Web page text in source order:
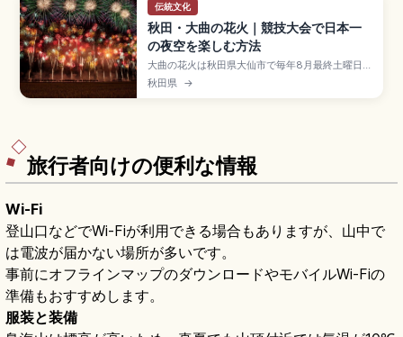
伝統文化
秋田・大曲の花火｜競技大会で日本一
の夜空を楽しむ方法
大曲の花火は秋田県大仙市で毎年8月最終土曜日に
開催される全国花火競技大会で、1910年から続く
日本三大花火大会のひとつ。内閣総理大臣賞を競
秋田県 →
旅行者向けの便利な情報
Wi-Fi
登山口などでWi-Fiが利用できる場合もありますが、山中で
は電波が届かない場所が多いです。
事前にオフラインマップのダウンロードやモバイルWi-Fiの
準備もおすすめします。
服装と装備